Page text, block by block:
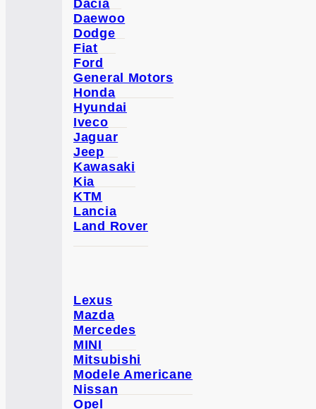
Dacia
Daewoo
Dodge
Fiat
Ford
General Motors
Honda
Hyundai
Iveco
Jaguar
Jeep
Kawasaki
Kia
KTM
Lancia
Land Rover
Lexus
Mazda
Mercedes
MINI
Mitsubishi
Modele Americane
Nissan
Opel